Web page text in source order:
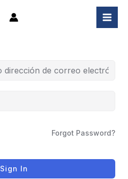
Forgot Password?
Sign In